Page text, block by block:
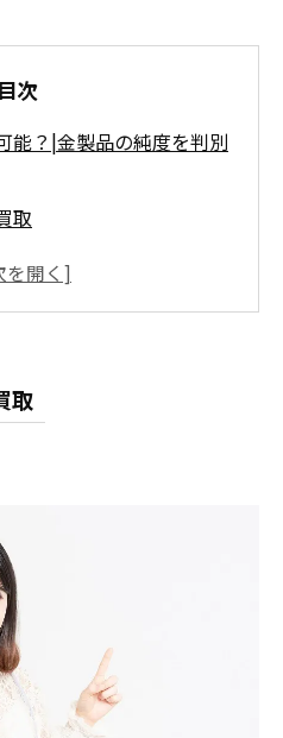
目次
能？|金製品の純度を判別
取
る方法
れる金製品の例
とトラブル回避法
問
なら買取大吉セラビ白石
店
取